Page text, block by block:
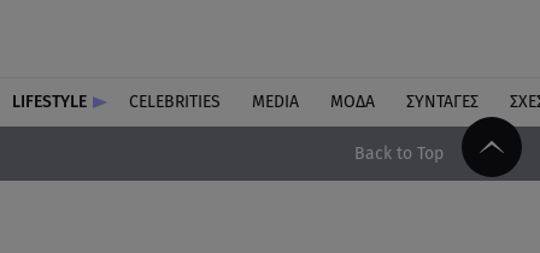
LIFESTYLE CELEBRITIES MEDIA ΜΟΔΑ ΣΥΝΤΑΓΕΣ
Back to Top